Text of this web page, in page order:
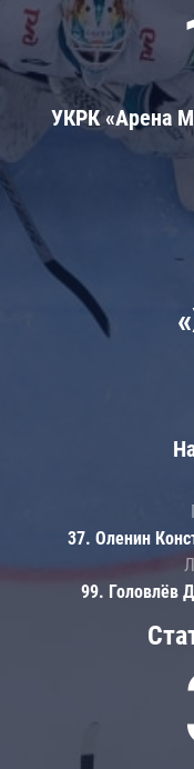
УКРК «Арена
37. Оленин
99. Головлёв